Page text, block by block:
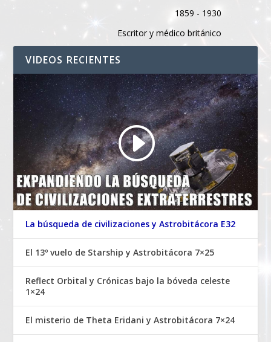
1859 - 1930
Escritor y médico británico
VIDEOS RECIENTES
La búsqueda de civilizaciones y Astrobitácora E32
El 13º vuelo de Starship y Astrobitácora 7×25
Reflect Orbital y Crónicas bajo la bóveda celeste
1×24
El misterio de Theta Eridani y Astrobitácora 7×24